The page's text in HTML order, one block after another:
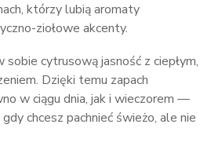
którzy lubią aromaty
ziołowe akcenty.
sobie cytrusową jasność z ciepłym,
Dzięki temu zapach
w ciągu dnia, jak i wieczorem —
chcesz pachnieć świeżo, ale nie